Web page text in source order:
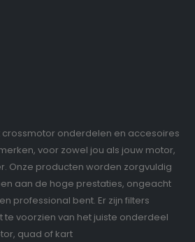
onderdelen en accesoires
voor zowel jou als jouw motor,
Onze producten worden zorgvuldig
aan de hoge prestaties, ongeacht
professional bent. Er zijn filters
voorzien van het juiste onderdeel
quad of kart